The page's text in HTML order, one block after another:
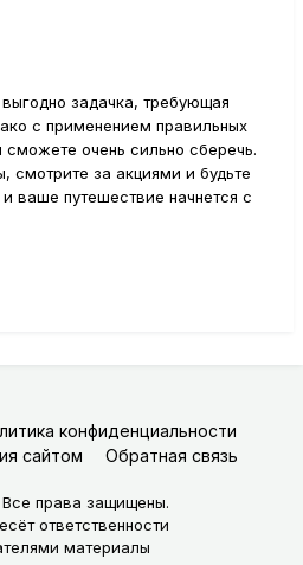
задачка, требующая
с применением правильных
сможете очень сильно сберечь.
смотрите за акциями и будьте
ваше путешествие начнется с
конфиденциальности
сайтом
Обратная связь
права защищены.
ответственности
материалы